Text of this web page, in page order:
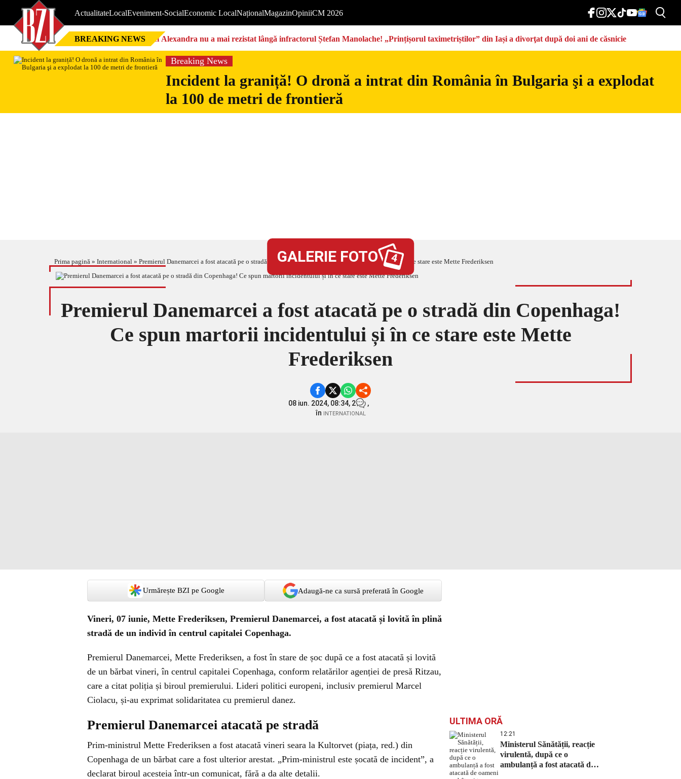
ActualitateLocalEveniment-SocialEconomic LocalNaționalMagazinOpiniiCM 2026
BREAKING NEWS Nici Alexandra nu a mai rezistat lângă infractorul Ștefan Manolache! „Prințișorul taximetriștilor” din Iași a divorţat după doi ani de căsnicie
Breaking News
Incident la graniță! O dronă a intrat din România în Bulgaria şi a explodat
la 100 de metri de frontieră
Prima pagină » International » Premierul Danemarcei a fost atacată pe o stradă din Copenhaga! Ce spun martorii incidentului și în ce stare este Mette Frederiksen
GALERIE FOTO 4
Premierul Danemarcei a fost atacată pe o stradă din Copenhaga!
Ce spun martorii incidentului și în ce stare este Mette
Frederiksen
08 iun. 2024, 08:34, 2
,
în INTERNATIONAL
Urmărește BZI pe Google Adaugă-ne ca sursă preferată în Google
Vineri, 07 iunie, Mette Frederiksen, Premierul Danemarcei, a fost atacată și lovită în plină
stradă de un individ în centrul capitalei Copenhaga.
Premierul Danemarcei, Mette Frederiksen, a fost în stare de șoc după ce a fost atacată și lovită
de un bărbat vineri, în centrul capitalei Copenhaga, conform relatărilor agenției de presă Ritzau,
care a citat poliția și biroul premierului. Lideri politici europeni, inclusiv premierul Marcel
Ciolacu, și-au exprimat solidaritatea cu premierul danez.
Premierul Danemarcei atacată pe stradă
Prim-ministrul Mette Frederiksen a fost atacată vineri seara la Kultorvet (piața, red.) din
Copenhaga de un bărbat care a fost ulterior arestat. „Prim-ministrul este șocată de incident”, a
declarat biroul acesteia într-un comunicat, fără a da alte detalii.
ULTIMA ORĂ
12:21
Ministerul Sănătății, reacție
virulentă, după ce o
ambulanță a fost atacată de